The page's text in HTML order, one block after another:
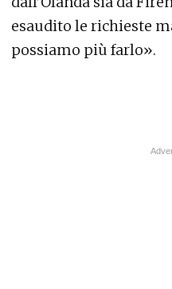
esaudito le richieste
possiamo più farlo».